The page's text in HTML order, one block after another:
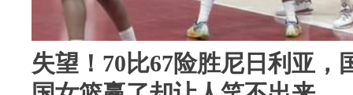
失望！70比67险胜尼日利亚，